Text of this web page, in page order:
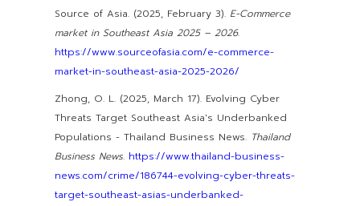
Source of Asia. (2025, February 3). E-Commerce
market in Southeast Asia 2025 – 2026.
https://www.sourceofasia.com/e-commerce-
market-in-southeast-asia-2025-2026/
Zhong, O. L. (2025, March 17). Evolving Cyber
Threats Target Southeast Asia's Underbanked
Populations - Thailand Business News. Thailand
Business News. https://www.thailand-business-
news.com/crime/186744-evolving-cyber-threats-
target-southeast-asias-underbanked-